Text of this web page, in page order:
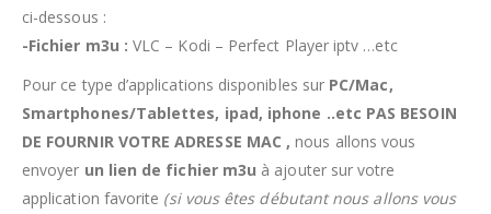
ci-dessous :
-Fichier m3u :VLC – Kodi – Perfect Player iptv …etc
Pour ce type d’applications disponibles sur PC/Mac,
Smartphones/Tablettes, ipad, iphone ..etc PAS BESOIN
DE FOURNIR VOTRE ADRESSE MAC ,nous allons vous
envoyer un lien de fichier m3u à ajouter sur votre
application favorite (si vous êtes débutant nous allons vous